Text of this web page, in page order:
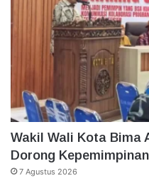
Wakil Wali Kota Bima
Dorong
7 Agustus 2026